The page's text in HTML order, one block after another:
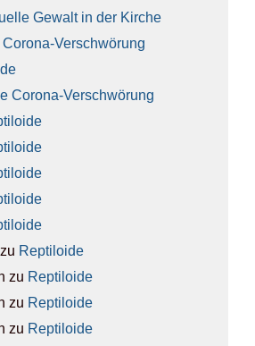
Gewalt in der Kir­che
Coro­na-Ver­schwö­rung
Coro­na-Ver­schwö­rung
Rep­ti­lo­ide
zu Rep­ti­lo­ide
zu Rep­ti­lo­ide
zu Rep­ti­lo­ide